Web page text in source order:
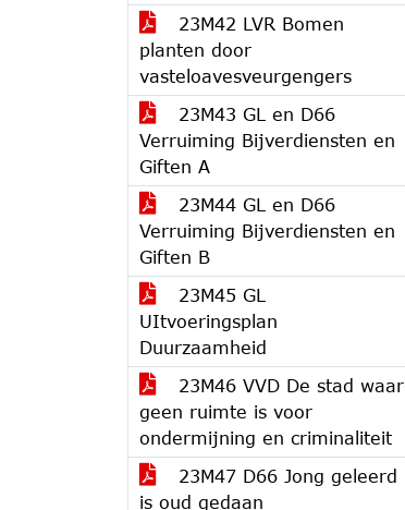
23M42 LVR Bomen
planten door
vasteloavesveurgengers
23M43 GL en D66
Verruiming Bijverdiensten en
Giften A
23M44 GL en D66
Verruiming Bijverdiensten en
Giften B
23M45 GL
UItvoeringsplan
Duurzaamheid
23M46 VVD De stad waar
geen ruimte is voor
ondermijning en criminaliteit
23M47 D66 Jong geleerd
is oud gedaan